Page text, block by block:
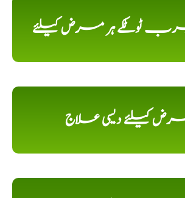
مجرب ٹوٹکے ہر مرض کیلئے
کیلئے دیسی علاج